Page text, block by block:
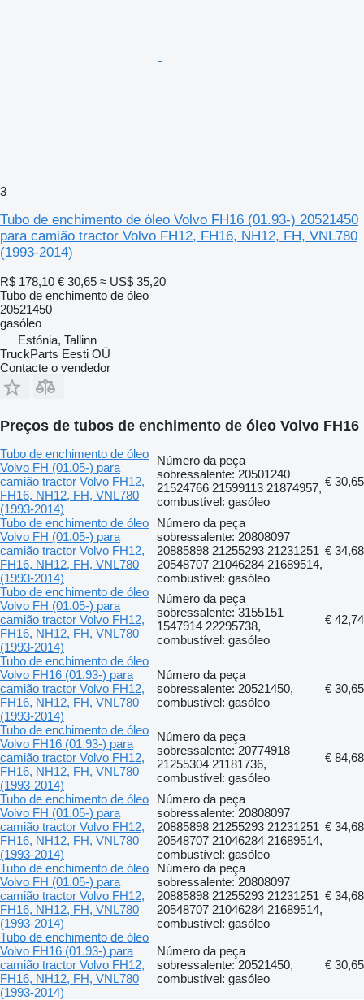
3
Tubo de enchimento de óleo Volvo FH16 (01.93-) 20521450
para camião tractor Volvo FH12, FH16, NH12, FH, VNL780
(1993-2014)
R$ 178,10 € 30,65 ≈ US$ 35,20
Tubo de enchimento de óleo
20521450
gasóleo
Estónia, Tallinn
TruckParts Eesti OÜ
Contacte o vendedor
Preços de tubos de enchimento de óleo Volvo FH16
Tubo de enchimento de óleo
Volvo FH (01.05-) para
camião tractor Volvo FH12,
FH16, NH12, FH, VNL780
(1993-2014)
Número da peça
sobressalente: 20501240
21524766 21599113 21874957,
combustível: gasóleo
€ 30,65
Tubo de enchimento de óleo
Volvo FH (01.05-) para
camião tractor Volvo FH12,
FH16, NH12, FH, VNL780
(1993-2014)
Número da peça
sobressalente: 20808097
20885898 21255293 21231251
20548707 21046284 21689514,
combustível: gasóleo
€ 34,68
Tubo de enchimento de óleo
Volvo FH (01.05-) para
camião tractor Volvo FH12,
FH16, NH12, FH, VNL780
(1993-2014)
Número da peça
sobressalente: 3155151
1547914 22295738,
combustível: gasóleo
€ 42,74
Tubo de enchimento de óleo
Volvo FH16 (01.93-) para
camião tractor Volvo FH12,
FH16, NH12, FH, VNL780
(1993-2014)
Número da peça
sobressalente: 20521450,
combustível: gasóleo
€ 30,65
Tubo de enchimento de óleo
Volvo FH16 (01.93-) para
camião tractor Volvo FH12,
FH16, NH12, FH, VNL780
(1993-2014)
Número da peça
sobressalente: 20774918
21255304 21181736,
combustível: gasóleo
€ 84,68
Tubo de enchimento de óleo
Volvo FH (01.05-) para
camião tractor Volvo FH12,
FH16, NH12, FH, VNL780
(1993-2014)
Número da peça
sobressalente: 20808097
20885898 21255293 21231251
20548707 21046284 21689514,
combustível: gasóleo
€ 34,68
Tubo de enchimento de óleo
Volvo FH (01.05-) para
camião tractor Volvo FH12,
FH16, NH12, FH, VNL780
(1993-2014)
Número da peça
sobressalente: 20808097
20885898 21255293 21231251
20548707 21046284 21689514,
combustível: gasóleo
€ 34,68
Tubo de enchimento de óleo
Volvo FH16 (01.93-) para
camião tractor Volvo FH12,
FH16, NH12, FH, VNL780
(1993-2014)
Número da peça
sobressalente: 20521450,
combustível: gasóleo
€ 30,65